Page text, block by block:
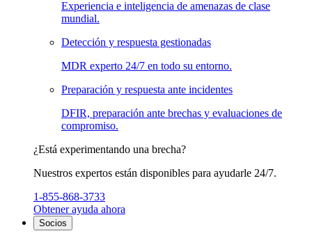
Experiencia e inteligencia de amenazas de clase
mundial.
Detección y respuesta gestionadas
MDR experto 24/7 en todo su entorno.
Preparación y respuesta ante incidentes
DFIR, preparación ante brechas y evaluaciones de
compromiso.
¿Está experimentando una brecha?
Nuestros expertos están disponibles para ayudarle 24/7.
1-855-868-3733
Obtener ayuda ahora
Socios